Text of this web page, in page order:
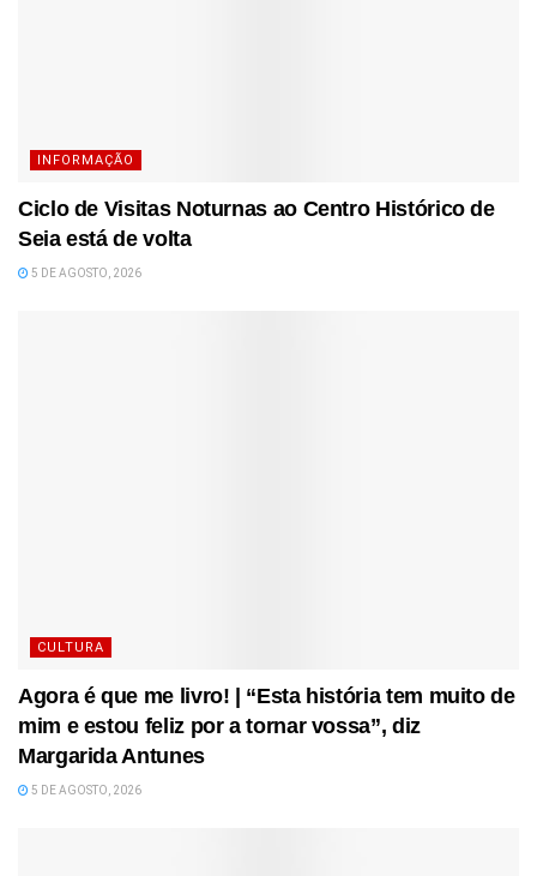
INFORMAÇÃO
Ciclo de Visitas Noturnas ao Centro Histórico de
Seia está de volta
5 DE AGOSTO, 2026
CULTURA
Agora é que me livro! | “Esta história tem muito de
mim e estou feliz por a tornar vossa”, diz
Margarida Antunes
5 DE AGOSTO, 2026